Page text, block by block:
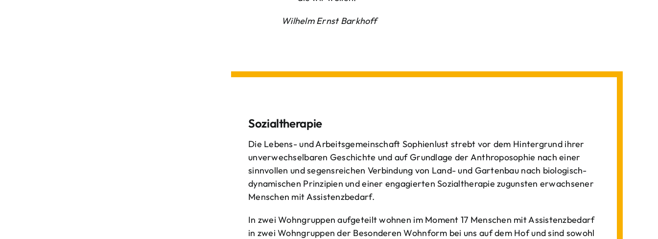
Wilhelm Ernst Barkhoff
Sozialtherapie
Die Lebens- und Arbeitsgemeinschaft Sophienlust strebt vor dem Hintergrund ihrer
unverwechselbaren Geschichte und auf Grundlage der Anthroposophie nach einer
sinnvollen und segensreichen Verbindung von Land- und Gartenbau nach biologisch-
dynamischen Prinzipien und einer engagierten Sozialtherapie zugunsten erwachsener
Menschen mit Assistenzbedarf.
In zwei Wohngruppen aufgeteilt wohnen im Moment 17 Menschen mit Assistenzbedarf
in zwei Wohngruppen der Besonderen Wohnform bei uns auf dem Hof und sind sowohl